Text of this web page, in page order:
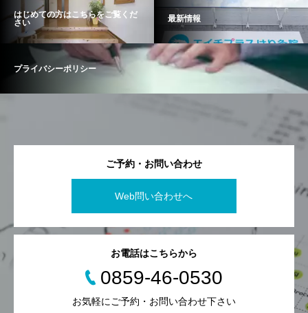
はじめての方はこちらをご覧くだ
さい
最新情報
プライバシーポリシー
ご予約・お問い合わせ
Web問い合わせへ
お電話はこちらから
0859-46-0530
お気軽にご予約・お問い合わせ下さい